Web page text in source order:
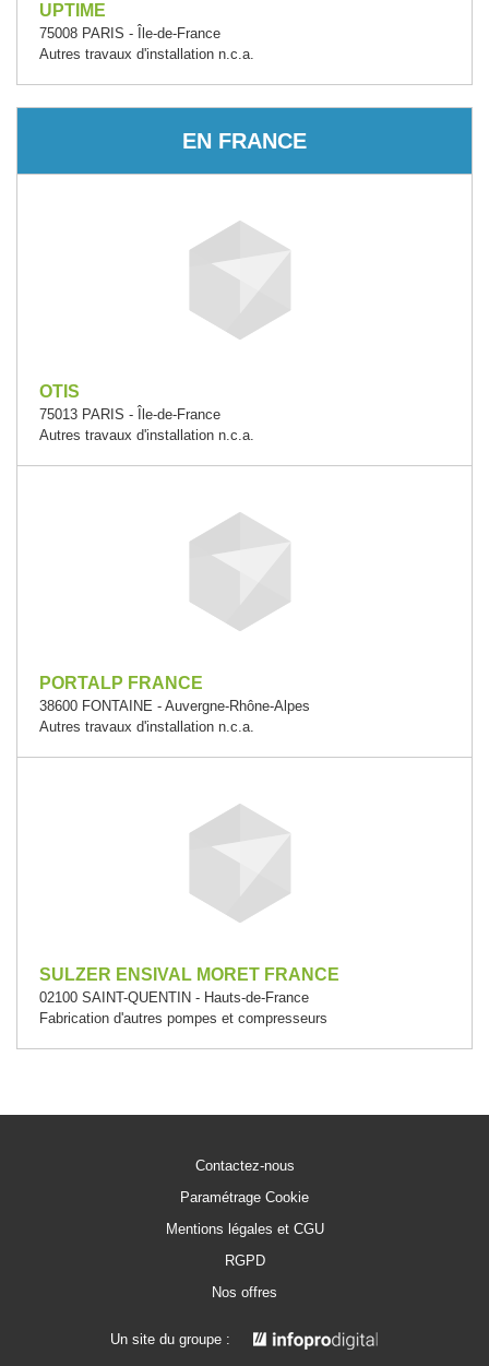
UPTIME
75008 PARIS - Île-de-France
Autres travaux d'installation n.c.a.
EN FRANCE
OTIS
75013 PARIS - Île-de-France
Autres travaux d'installation n.c.a.
PORTALP FRANCE
38600 FONTAINE - Auvergne-Rhône-Alpes
Autres travaux d'installation n.c.a.
SULZER ENSIVAL MORET FRANCE
02100 SAINT-QUENTIN - Hauts-de-France
Fabrication d'autres pompes et compresseurs
Contactez-nous
Paramétrage Cookie
Mentions légales et CGU
RGPD
Nos offres
Un site du groupe :